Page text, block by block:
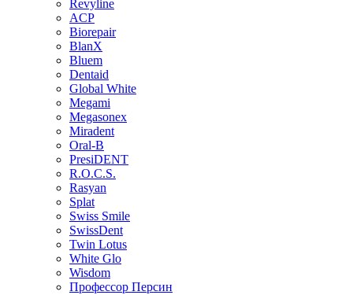
Revyline
ACP
Biorepair
BlanX
Bluem
Dentaid
Global White
Megami
Megasonex
Miradent
Oral-B
PresiDENT
R.O.C.S.
Rasyan
Splat
Swiss Smile
SwissDent
Twin Lotus
White Glo
Wisdom
Профессор Персин